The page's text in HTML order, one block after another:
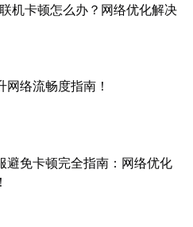
机卡顿怎么办？网络优化解决
网络流畅度指南！
避免卡顿完全指南：网络优化